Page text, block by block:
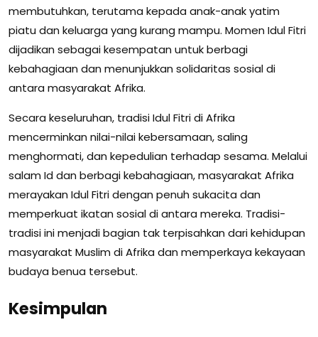
membutuhkan, terutama kepada anak-anak yatim
piatu dan keluarga yang kurang mampu. Momen Idul Fitri
dijadikan sebagai kesempatan untuk berbagi
kebahagiaan dan menunjukkan solidaritas sosial di
antara masyarakat Afrika.
Secara keseluruhan, tradisi Idul Fitri di Afrika
mencerminkan nilai-nilai kebersamaan, saling
menghormati, dan kepedulian terhadap sesama. Melalui
salam Id dan berbagi kebahagiaan, masyarakat Afrika
merayakan Idul Fitri dengan penuh sukacita dan
memperkuat ikatan sosial di antara mereka. Tradisi-
tradisi ini menjadi bagian tak terpisahkan dari kehidupan
masyarakat Muslim di Afrika dan memperkaya kekayaan
budaya benua tersebut.
Kesimpulan